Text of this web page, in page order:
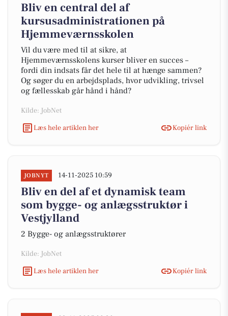
Bliv en central del af
kursusadministrationen på
Hjemmeværnsskolen
Vil du være med til at sikre, at
Hjemmeværnsskolens kurser bliver en succes –
fordi din indsats får det hele til at hænge sammen?
Og søger du en arbejdsplads, hvor udvikling, trivsel
og fællesskab går hånd i hånd?
Kilde: JobNet
Læs hele artiklen her
Kopiér link
JOBNYT 14-11-2025 10:59
Bliv en del af et dynamisk team
som bygge- og anlægsstruktør i
Vestjylland
2 Bygge- og anlægsstruktører
Kilde: JobNet
Læs hele artiklen her
Kopiér link